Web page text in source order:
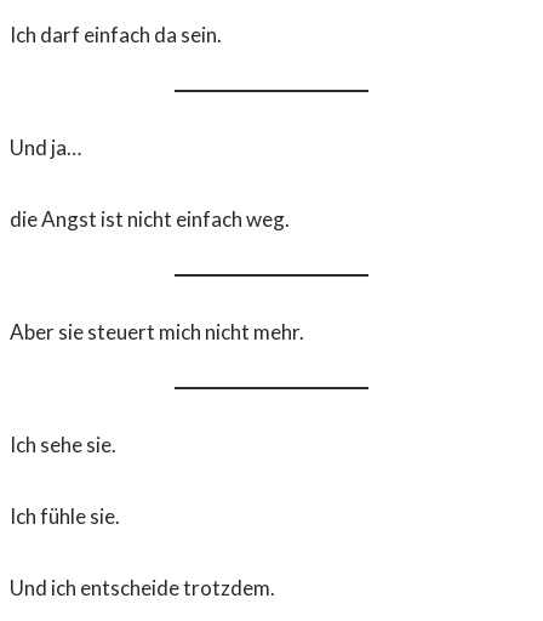
Ich darf einfach da sein.
Und ja…
die Angst ist nicht einfach weg.
Aber sie steuert mich nicht mehr.
Ich sehe sie.
Ich fühle sie.
Und ich entscheide trotzdem.